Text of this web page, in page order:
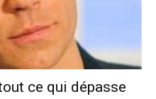
ce qui dépasse